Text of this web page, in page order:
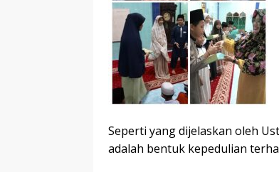
Seperti yang dijelaskan oleh
adalah bentuk kepedulian